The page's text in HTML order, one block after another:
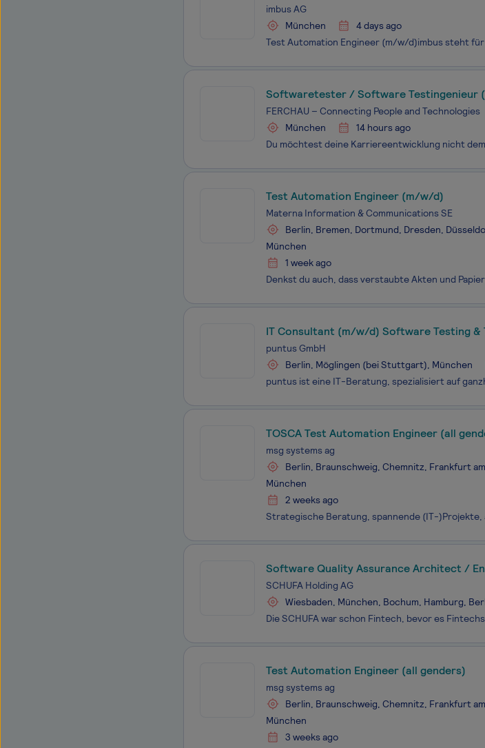
imbus AG
München
4 days ago
Softwaretester / Software Testingenieur
FERCHAU – Connecting People and Technologies
München
14 hours ago
Test Automation Engineer (m/w/d)
Materna Information & Communications SE
Berlin, Bremen, Dortmund, Dresden,
München
1 week ago
IT Consultant (m/w/d) Software Testing &
puntus GmbH
Berlin, Möglingen (bei Stuttgart), München
TOSCA Test Automation Engineer (all
msg systems ag
Berlin, Braunschweig, Chemnitz, Frankfurt
München
2 weeks ago
Software Quality Assurance Architect /
SCHUFA Holding AG
Wiesbaden, München, Bochum, Hamburg,
Test Automation Engineer (all genders)
msg systems ag
Berlin, Braunschweig, Chemnitz, Frankfurt
München
3 weeks ago